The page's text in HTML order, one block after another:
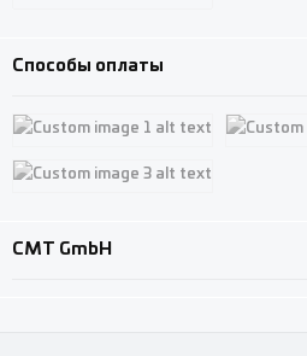
Способы оплаты
Custom image 1
CMT GmbH